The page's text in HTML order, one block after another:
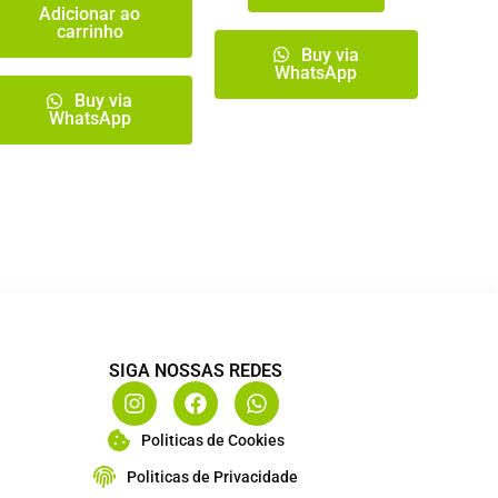
Adicionar ao
carrinho
Buy via
WhatsApp
Buy via
WhatsApp
SIGA NOSSAS REDES
I
n
s
a
F
a
c
b
W
h
a
s
Politicas de Cookies
Politicas de Privacidade